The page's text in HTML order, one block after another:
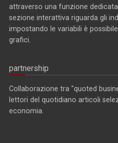
attraverso una funzione dedicata
sezione interattiva riguarda gli
impostando le variabili è
grafici.
partnership
Collaborazione tra "quoted
lettori del quotidiano articoli
economia.